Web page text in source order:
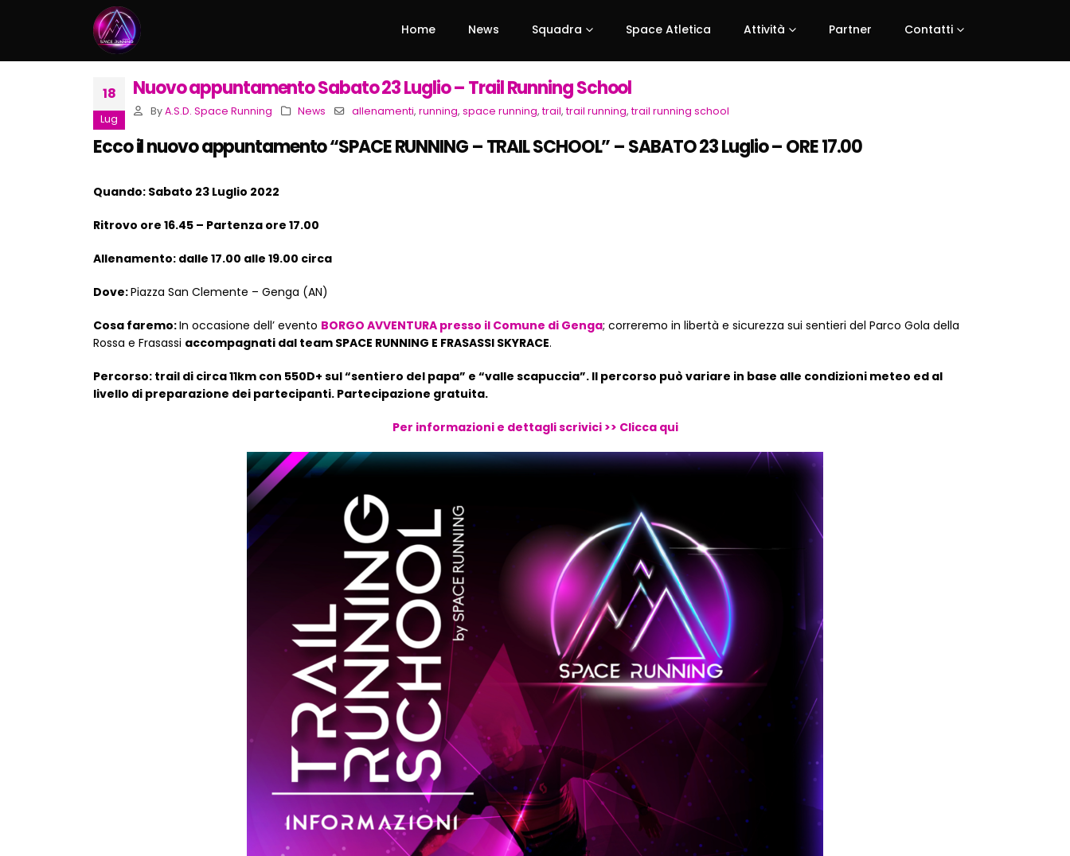
Home News Squadra Space Atletica Attività Partner Contatti
18
Lug
Nuovo appuntamento Sabato 23 Luglio – Trail Running School
By A.S.D. Space Running News allenamenti, running, space running, trail, trail running, trail running school
Ecco il nuovo appuntamento “SPACE RUNNING – TRAIL SCHOOL” – SABATO 23 Luglio – ORE 17.00
Quando: Sabato 23 Luglio 2022
Ritrovo ore 16.45 – Partenza ore 17.00
Allenamento: dalle 17.00 alle 19.00 circa
Dove:Piazza San Clemente – Genga (AN)
Cosa faremo:In occasione dell’ evento BORGO AVVENTURA presso il Comune di Genga; correremo in libertà e sicurezza sui sentieri del Parco Gola della
Rossa e Frasassi accompagnati dal team SPACE RUNNING E FRASASSI SKYRACE.
Percorso: trail di circa 11km con 550D+ sul “sentiero del papa” e “valle scapuccia”. Il percorso può variare in base alle condizioni meteo ed al
livello di preparazione dei partecipanti. Partecipazione gratuita.
Per informazioni e dettagli scrivici >> Clicca qui